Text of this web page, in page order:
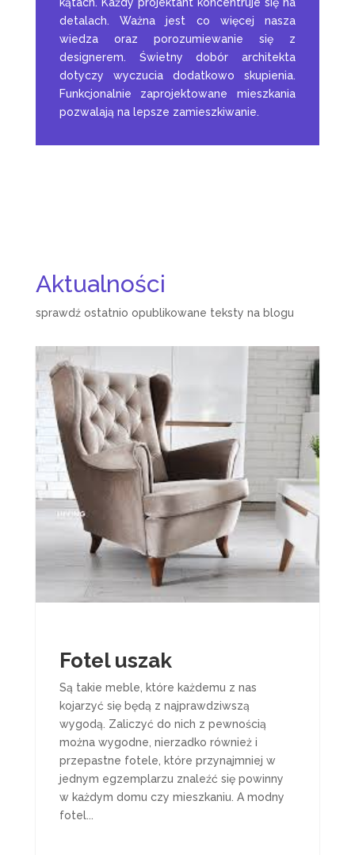
detalach. Ważna jest co więcej nasza
wiedza oraz porozumiewanie się z
designerem. Świetny dobór architekta
dotyczy wyczucia dodatkowo skupienia.
Funkcjonalnie zaprojektowane mieszkania
pozwalają na lepsze zamieszkiwanie.
Aktualności
sprawdź ostatnio opublikowane teksty na blogu
Fotel uszak
Są takie meble, które każdemu z nas
kojarzyć się będą z najprawdziwszą
wygodą. Zaliczyć do nich z pewnością
można wygodne, nierzadko również i
przepastne fotele, które przynajmniej w
jednym egzemplarzu znaleźć się powinny
w każdym domu czy mieszkaniu. A modny
fotel...